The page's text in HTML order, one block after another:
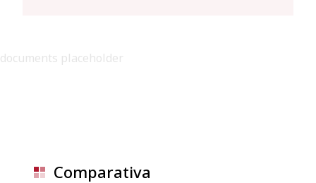
documents placeholder
Comparativa